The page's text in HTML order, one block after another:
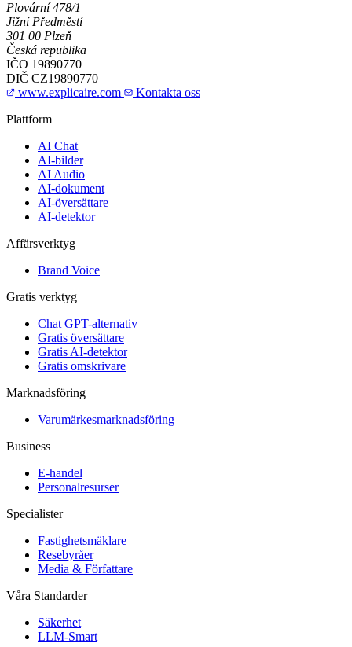
Plovární 478/1
Jižní Předměstí
301 00 Plzeň
Česká republika
IČO 19890770
DIČ CZ19890770
www.explicaire.com
Kontakta oss
Plattform
AI Chat
AI-bilder
AI Audio
AI-dokument
AI-översättare
AI-detektor
Affärsverktyg
Brand Voice
Gratis verktyg
Chat GPT-alternativ
Gratis översättare
Gratis AI-detektor
Gratis omskrivare
Marknadsföring
Varumärkesmarknadsföring
Business
E-handel
Personalresurser
Specialister
Fastighetsmäklare
Resebyråer
Media & Författare
Våra Standarder
Säkerhet
LLM-Smart